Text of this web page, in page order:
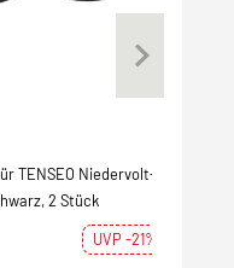
TENSEO Niedervolt-
2 Stück
UVP -21%